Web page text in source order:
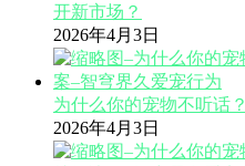
开新市场？
2026年4月3日
为什么你的宠物不听话
2026年4月3日